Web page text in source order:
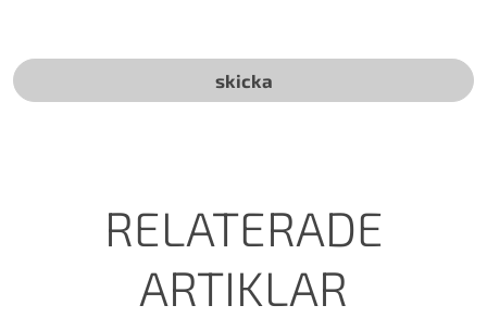
RELATERADE
ARTIKLAR